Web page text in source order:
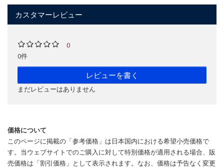
カスタマーレビュー
0
0件
レビューを書く
まだレビューはありません
価格について
このページに掲載の「参考価格」は日本国内における希望小売価格で
す。当ウェブサイトでのご購入に対して特別価格が適用される場合、販
売価格は「割引価格」として表示されます。なお、価格は予告なく変更